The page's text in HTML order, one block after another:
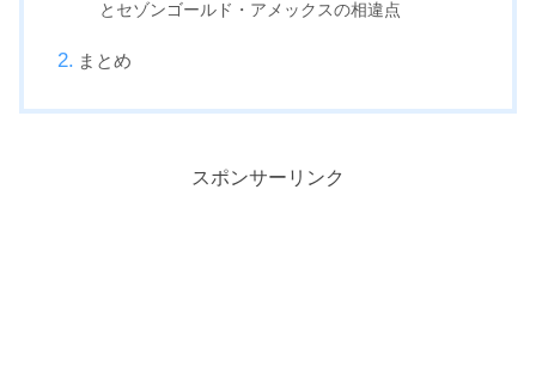
とセゾンゴールド・アメックスの相違点
まとめ
スポンサーリンク